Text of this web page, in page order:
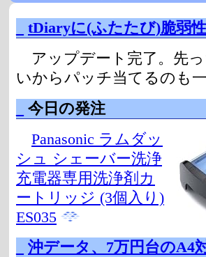
tDiaryに(ふたたび)脆弱性
アップデート完了。先
いからパッチ当てるのも一
今日の発注
Panasonic ラムダッ
シュ シェーバー洗浄
充電器専用洗浄剤カ
ートリッジ (3個入り)
ES035
沖データ、7万円台のA4